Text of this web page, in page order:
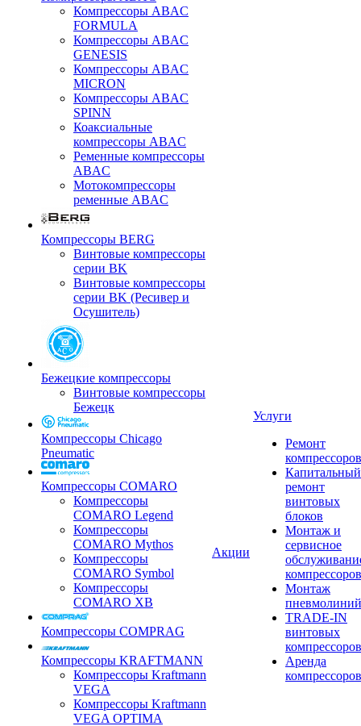
Компрессоры ABAC
FORMULA
Компрессоры ABAC
GENESIS
Компрессоры ABAC
MICRON
Компрессоры ABAC
SPINN
Коаксиальные
компрессоры ABAC
Ременные компрессоры
ABAC
Мотокомпрессоры
ременные ABAC
Компрессоры BERG
Винтовые компрессоры
серии BK
Винтовые компрессоры
серии BK (Ресивер и
Осушитель)
Бежецкие компрессоры
Винтовые компрессоры
Бежецк
Компрессоры Chicago
Pneumatic
Компрессоры COMARO
Компрессоры
COMARO Legend
Компрессоры
COMARO Mythos
Компрессоры
COMARO Symbol
Компрессоры
COMARO XB
Компрессоры COMPRAG
Компрессоры KRAFTMANN
Компрессоры Kraftmann
VEGA
Компрессоры Kraftmann
VEGA OPTIMA
Акции
Услуги
Ремонт
компрессоров
Капитальный
ремонт
винтовых
блоков
Монтаж и
сервисное
компрессоров
Монтаж
пневмолиний
TRADE-IN
винтовых
компрессоров
Аренда
компрессоров